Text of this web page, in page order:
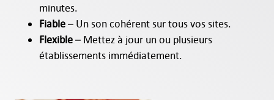
minutes.
Fiable– Un son cohérent sur tous vos sites.
Flexible– Mettez à jour un ou plusieurs
établissements immédiatement.